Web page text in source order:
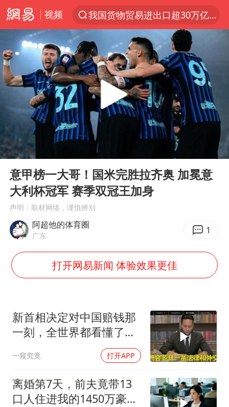
视频
我国货物贸易进出口超30万亿元
上半年我国机械工业经济运行稳中有进
台风白海豚加强
国防部回应日本试射“战斧”导弹
广东雷州通报特教老师招聘违规事件
A股三大股指收涨
“立秋的第一杯奶茶”又爆单了
泰国枪击案凶手先杀祖父母后行凶
宇树科技中一签需缴款7.54万元
“新疆阿勒泰八月能滑雪”不实
向鹏0-3不敌张本智和
今日立秋你咬秋了吗
东方之约 相约未来
Play
00:00
意甲榜一大哥！国米完胜拉齐奥 加冕意
大利杯冠军 赛季双冠王加身
声明：取材网络，谨慎辨别
阿超他的体育圈
广东 1
打开网易新闻 体验效果更佳
新首相决定对中国赔钱那
一刻，全世界都看懂了：
一窥究竟 打开APP
离婚第7天，前夫竟带13
口人住进我的1450万豪